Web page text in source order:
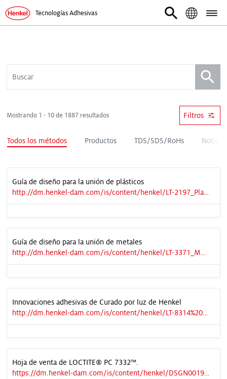
Tecnologías Adhesivas
Mostrando 1 - 10 de 1887 resultados Filtros
Todos los métodos Productos TDS/SDS/RoHs
Guía de diseño para la unión de plásticos
Guía de diseño para la unión de metales
Innovaciones adhesivas de Curado por luz de Henkel
Hoja de venta de LOCTITE® PC 7332™.